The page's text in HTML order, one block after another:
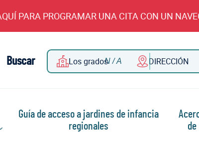
PARA PROGRAMAR UNA CITA CON UN
Buscar Los grados DIRECCIÓN
Guía de acceso a jardines de infancia
regionales
de